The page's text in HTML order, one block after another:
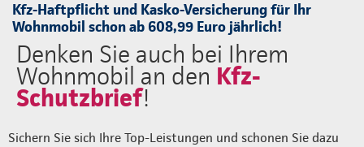
Kfz-Haftpflicht und Kasko-Versicherung für Ihr
Wohnmobil schon ab 608,99 Euro jährlich!
Denken Sie auch bei Ihrem
Wohnmobil an den Kfz-
Schutzbrief!
Sichern Sie sich Ihre Top-Leistungen und schonen Sie dazu